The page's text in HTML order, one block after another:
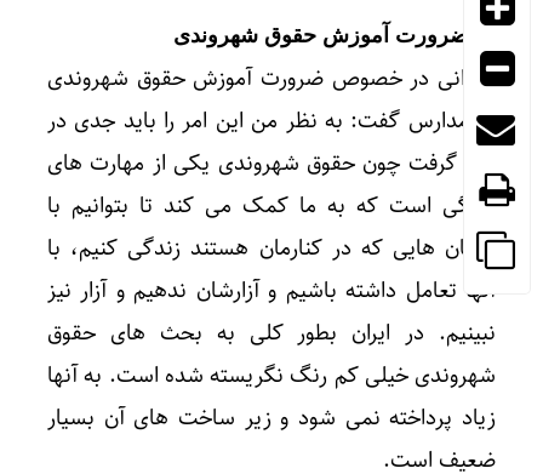
** ضرورت آموزش حقوق شهروندی
جوزانی در خصوص ضرورت آموزش حقوق شهروندی
در مدارس گفت: به نظر من این امر را باید جدی در
نظر گرفت چون حقوق شهروندی یکی از مهارت های
زندگی است که به ما کمک می کند تا بتوانیم با
انسان هایی که در کنارمان هستند زندگی کنیم، با
آنها تعامل داشته باشیم و آزارشان ندهیم و آزار نیز
نبینیم. در ایران بطور کلی به بحث های حقوق
شهروندی خیلی کم رنگ نگریسته شده است. به آنها
زیاد پرداخته نمی شود و زیر ساخت های آن بسیار
ضعیف است.